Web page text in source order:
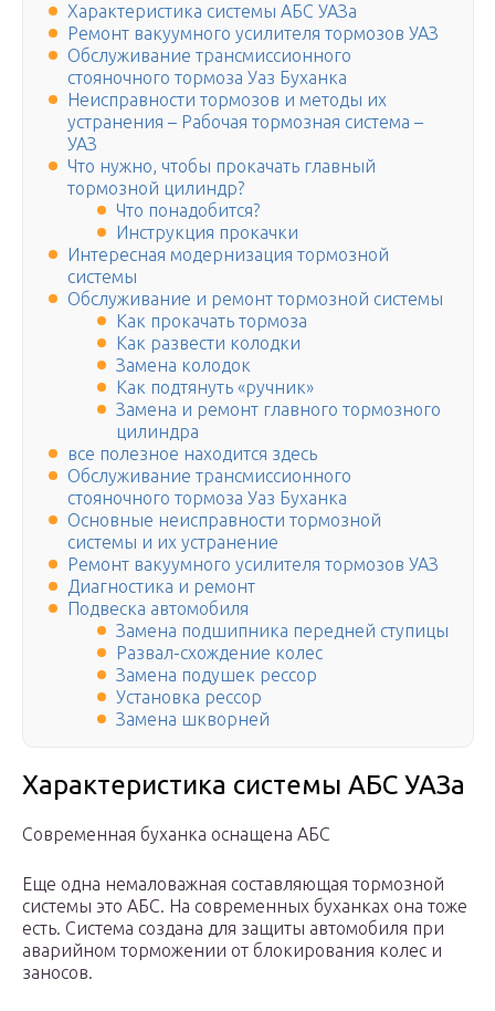
Характеристика системы АБС УАЗа
Ремонт вакуумного усилителя тормозов УАЗ
Обслуживание трансмиссионного
стояночного тормоза Уаз Буханка
Неисправности тормозов и методы их
устранения – Рабочая тормозная система –
УАЗ
Что нужно, чтобы прокачать главный
тормозной цилиндр?
Что понадобится?
Инструкция прокачки
Интересная модернизация тормозной
системы
Обслуживание и ремонт тормозной системы
Как прокачать тормоза
Как развести колодки
Замена колодок
Как подтянуть «ручник»
Замена и ремонт главного тормозного
цилиндра
все полезное находится здесь
Обслуживание трансмиссионного
стояночного тормоза Уаз Буханка
Основные неисправности тормозной
системы и их устранение
Ремонт вакуумного усилителя тормозов УАЗ
Диагностика и ремонт
Подвеска автомобиля
Замена подшипника передней ступицы
Развал-схождение колес
Замена подушек рессор
Установка рессор
Замена шкворней
Характеристика системы АБС УАЗа
Современная буханка оснащена АБС
Еще одна немаловажная составляющая тормозной
системы это АБС. На современных буханках она тоже
есть. Система создана для защиты автомобиля при
аварийном торможении от блокирования колес и
заносов.